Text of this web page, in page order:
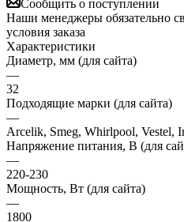
Сообщить о поступлении
Наши менеджеры обязательно
условия заказа
Характеристики
Диаметр, мм (для сайта)
—
32
Подходящие марки (для сайта)
—
Arcelik, Smeg, Whirlpool, Vestel,
Напряжение питания, В (для
—
220-230
Мощность, Вт (для сайта)
—
1800